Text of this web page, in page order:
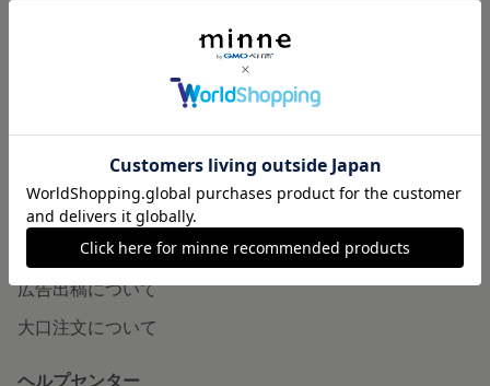
minneとものづくりと
minneの本
企業の方へ
広告出稿について
大口注文について
ヘルプセンター